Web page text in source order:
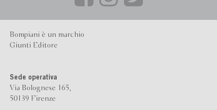
Bompiani è un marchio
Giunti Editore
Sede operativa
Via Bolognese 165,
50139 Firenze